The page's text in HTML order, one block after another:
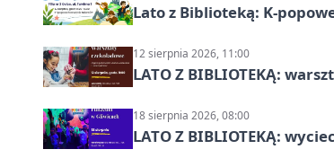
Lato z Biblioteką: K-
12 sierpnia 2026, 11:00
LATO Z BIBLIOTEKĄ:
18 sierpnia 2026, 08:00
LATO Z BIBLIOTEKĄ: